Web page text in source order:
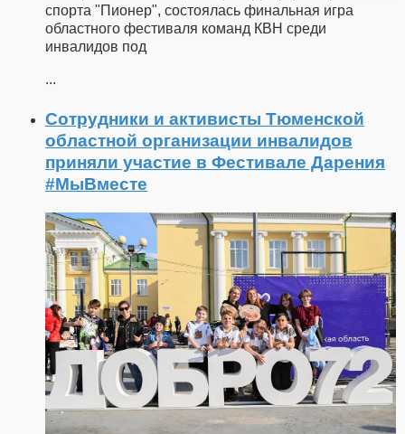
спорта "Пионер", состоялась финальная игра
областного фестиваля команд КВН среди
инвалидов под
...
Сотрудники и активисты Тюменской
областной организации инвалидов
приняли участие в Фестивале Дарения
#МыВместе